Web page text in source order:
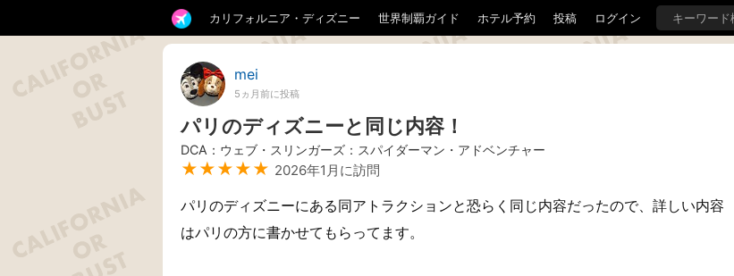
カリフォルニア・ディズニー 世界制覇ガイド ホテル予約 投稿 ログイン
mei
5ヵ月前に投稿
パリのディズニーと同じ内容！
DCA：ウェブ・スリンガーズ：スパイダーマン・アドベンチャー
★★★★★ 2026年1月に訪問
パリのディズニーにある同アトラクションと恐らく同じ内容だったので、詳しい内容
はパリの方に書かせてもらってます。